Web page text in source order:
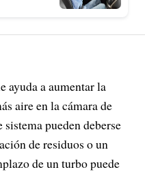
ayuda a aumentar la
aire en la cámara de
pueden deberse
de residuos o un
de un turbo puede